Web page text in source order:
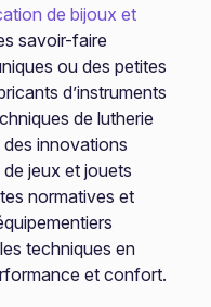
de bijoux et
savoir-faire
ou des petites
d’instruments
de lutherie
innovations
jeux et jouets
normatives et
techniques en
et confort.